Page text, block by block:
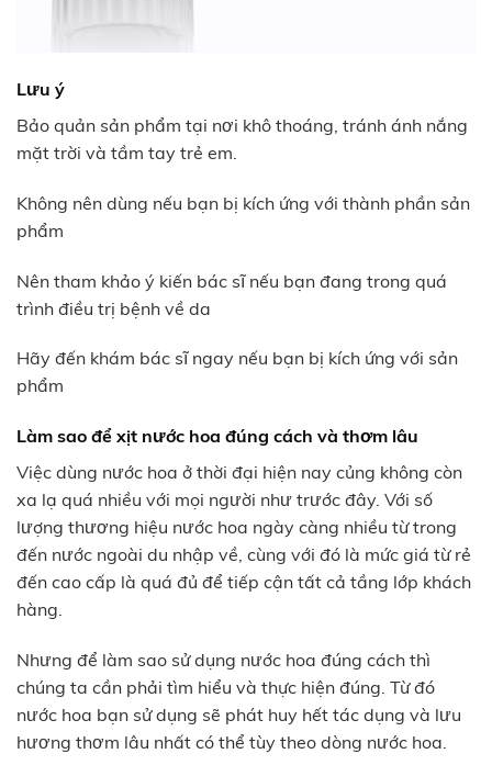
Lưu ý
Bảo quản sản phẩm tại nơi khô thoáng, tránh ánh nắng
mặt trời và tầm tay trẻ em.
Không nên dùng nếu bạn bị kích ứng với thành phần sản
phẩm
Nên tham khảo ý kiến bác sĩ nếu bạn đang trong quá
trình điều trị bệnh về da
Hãy đến khám bác sĩ ngay nếu bạn bị kích ứng với sản
phẩm
Làm sao để xịt nước hoa đúng cách và thơm lâu
Việc dùng nước hoa ở thời đại hiện nay củng không còn
xa lạ quá nhiều với mọi người như trước đây. Với số
lượng thương hiệu nước hoa ngày càng nhiều từ trong
đến nước ngoài du nhập về, cùng với đó là mức giá từ rẻ
đến cao cấp là quá đủ để tiếp cận tất cả tầng lớp khách
hàng.
Nhưng để làm sao sử dụng nước hoa đúng cách thì
chúng ta cần phải tìm hiểu và thực hiện đúng. Từ đó
nước hoa bạn sử dụng sẽ phát huy hết tác dụng và lưu
hương thơm lâu nhất có thể tùy theo dòng nước hoa.